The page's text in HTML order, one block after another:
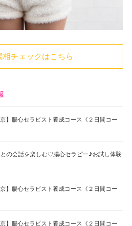
相チェックはこちら
】腸心セラピスト養成コース《２日間コー
の会話を楽しむ♡腸心セラピー♪お試し体験
】腸心セラピスト養成コース《２日間コー
】腸心セラピスト養成コース《２日間コー